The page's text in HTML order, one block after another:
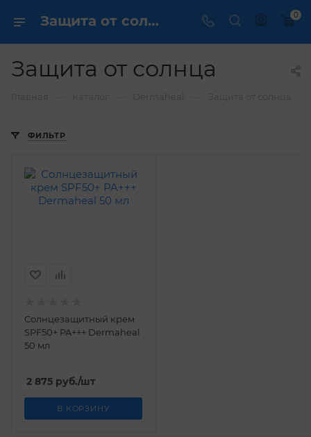
Защита от солнца Dermaheal профессиональная косметика Кореи / dermcare.ru 0
Защита от солнца
ФИЛЬТР
Солнцезащитный крем
SPF50+ PA+++ Dermaheal
50 мл
2 875 руб./шт
В КОРЗИНУ